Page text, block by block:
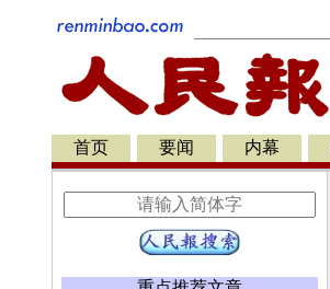
首页 要闻 内幕